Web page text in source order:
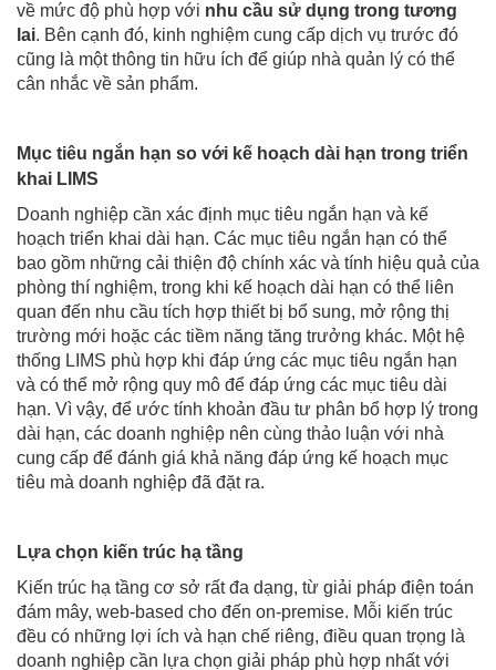
về mức độ phù hợp với nhu cầu sử dụng trong tương
lai. Bên cạnh đó, kinh nghiệm cung cấp dịch vụ trước đó
cũng là một thông tin hữu ích để giúp nhà quản lý có thể
cân nhắc về sản phẩm.
Mục tiêu ngắn hạn so với kế hoạch dài hạn trong triển
khai LIMS
Doanh nghiệp cần xác định mục tiêu ngắn hạn và kế
hoạch triển khai dài hạn. Các mục tiêu ngắn hạn có thể
bao gồm những cải thiện độ chính xác và tính hiệu quả của
phòng thí nghiệm, trong khi kế hoạch dài hạn có thể liên
quan đến nhu cầu tích hợp thiết bị bổ sung, mở rộng thị
trường mới hoặc các tiềm năng tăng trưởng khác. Một hệ
thống LIMS phù hợp khi đáp ứng các mục tiêu ngắn hạn
và có thể mở rộng quy mô để đáp ứng các mục tiêu dài
hạn. Vì vậy, để ước tính khoản đầu tư phân bổ hợp lý trong
dài hạn, các doanh nghiệp nên cùng thảo luận với nhà
cung cấp để đánh giá khả năng đáp ứng kế hoạch mục
tiêu mà doanh nghiệp đã đặt ra.
Lựa chọn kiến trúc hạ tầng
Kiến trúc hạ tầng cơ sở rất đa dạng, từ giải pháp điện toán
đám mây, web-based cho đến on-premise. Mỗi kiến trúc
đều có những lợi ích và hạn chế riêng, điều quan trọng là
doanh nghiệp cần lựa chọn giải pháp phù hợp nhất với